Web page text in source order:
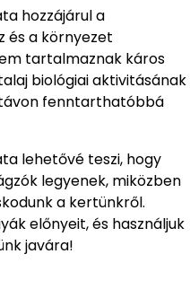
hozzájárul a
és a környezet
tartalmaznak káros
biológiai aktivitásának
fenntarthatóbbá
lehetővé teszi, hogy
legyenek, miközben
a kertünkről.
előnyeit, és használjuk
javára!